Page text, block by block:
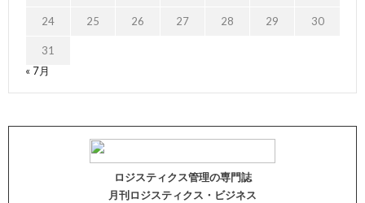
24 25 26 27 28 29 30
31
« 7月
ロジスティクス管理の専門誌
月刊ロジスティクス・ビジネス